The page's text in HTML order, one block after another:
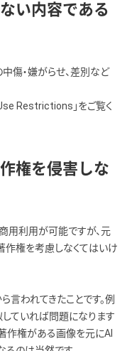
い内容である
傷・嫌がらせ、差別など
Restrictions」をご覧く
権を侵害しな
利用が可能ですが、元
作権を考慮しなくてはいけ
言われてきたことです。例
ていれば問題になります
作権がある画像を元にAI